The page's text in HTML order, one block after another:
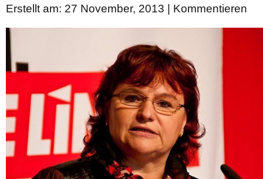
Erstellt am: 27 November, 2013 | Kommentieren